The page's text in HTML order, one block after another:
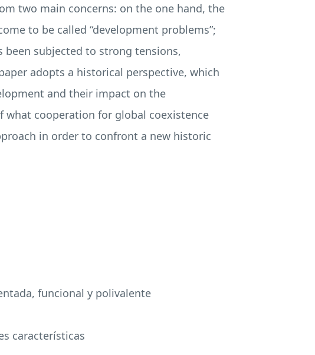
two main concerns: on the one hand, the
to be called “development problems”;
subjected to strong tensions,
adopts a historical perspective, which
and their impact on the
cooperation for global coexistence
in order to confront a new historic
funcional y polivalente
características